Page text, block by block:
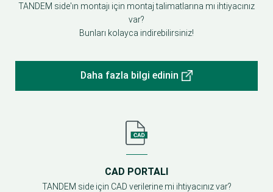
TANDEM side'ın montajı için montaj talimatlarına mı ihtiyacınız
var?
Bunları kolayca indirebilirsiniz!
Daha fazla bilgi edinin
CAD PORTALI
TANDEM side için CAD verilerine mi ihtiyacınız var?